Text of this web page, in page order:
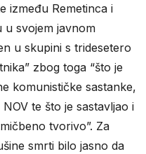
između Remetinca i
u svojem javnom
u skupini s tridesetero
zbog toga “što je
komunističke sastanke,
te što je sastavljao i
tvorivo”. Za
smrti bilo jasno da